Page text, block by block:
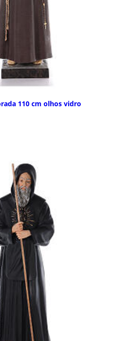
110 cm olhos vidro